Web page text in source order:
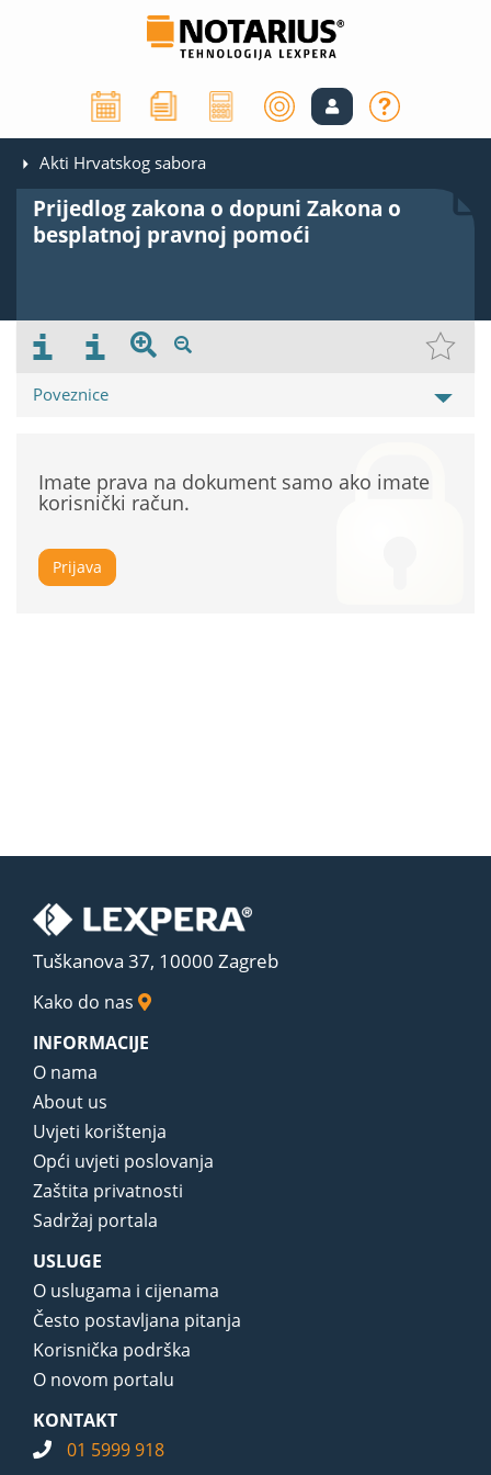
Akti Hrvatskog sabora
Prijedlog zakona o dopuni Zakona o
besplatnoj pravnoj pomoći
Poveznice
Imate prava na dokument samo ako imate
korisnički račun.
Prijava
Tuškanova 37, 10000 Zagreb
Kako do nas
INFORMACIJE
O nama
About us
Uvjeti korištenja
Opći uvjeti poslovanja
Zaštita privatnosti
Sadržaj portala
USLUGE
O uslugama i cijenama
Često postavljana pitanja
Korisnička podrška
O novom portalu
KONTAKT
01 5999 918